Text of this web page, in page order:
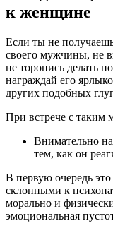
к женщине
Если ты не
своего мужчины, не
не торопись делать
награждай его
других подобных
При встрече с таким
Внимательно
тем, как он
В первую очередь
склонными к
морально и
эмоциональная